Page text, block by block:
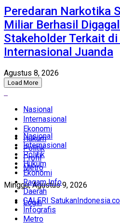
Peredaran Narkotika
Miliar Berhasil
Stakeholder Terkait di
Internasional Juanda
Agustus 8, 2026
Load More
Nasional
Internasional
Ekonomi
Hukum
Politik
Profil
Metro
Minggu, Agustus 9, 2026
Login
Nasional
Internasional
Politik
Hukum
Ekonomi
Ragam Info
Daerah
GALERI
Infografis
Metro